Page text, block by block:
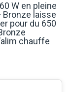
W en pleine
Bronze laisse
pour du 650
chauffe